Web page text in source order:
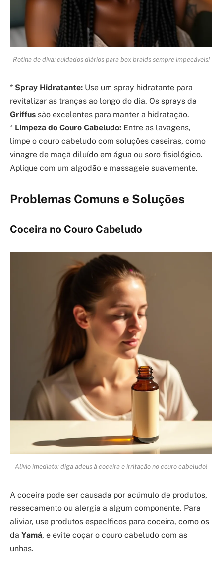
Rotina de diva: cuidados diários para box braids sempre impecáveis!
* Spray Hidratante: Use um spray hidratante para
revitalizar as tranças ao longo do dia. Os sprays da
Griffus são excelentes para manter a hidratação.
* Limpeza do Couro Cabeludo: Entre as lavagens,
limpe o couro cabeludo com soluções caseiras, como
vinagre de maçã diluído em água ou soro fisiológico.
Aplique com um algodão e massageie suavemente.
Problemas Comuns e Soluções
Coceira no Couro Cabeludo
Alívio imediato: diga adeus à coceira e irritação no couro cabeludo!
A coceira pode ser causada por acúmulo de produtos,
ressecamento ou alergia a algum componente. Para
aliviar, use produtos específicos para coceira, como os
da Yamá, e evite coçar o couro cabeludo com as
unhas.